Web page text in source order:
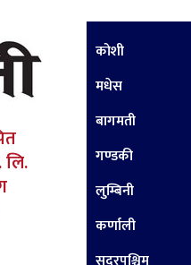
लि.
कोशी
मधेस
बागमती
गण्डकी
लुम्बिनी
कर्णाली